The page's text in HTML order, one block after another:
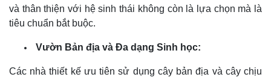
và thân thiện với hệ sinh thái không còn là lựa chọn mà là
tiêu chuẩn bắt buộc.
Vườn Bản địa và Đa dạng Sinh học:
Các nhà thiết kế ưu tiên sử dụng cây bản địa và cây chịu